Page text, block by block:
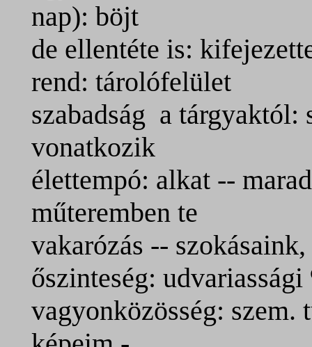
nap): böjt
de ellentéte is:
rend: tárolófelület
szabadság a tárgyaktól:
vonatkozik
élettempó: alkat -- marad
műteremben te
vakarózás --
őszinteség:
vagyonközösség: